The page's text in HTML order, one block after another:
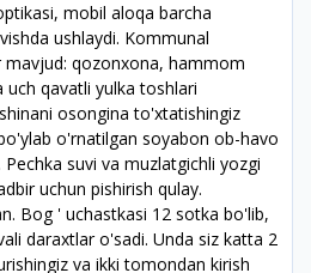
mobil aloqa barcha
ushlaydi. Kommunal
mavjud: qozonxona, hammom
qavatli yulka toshlari
osongina to'xtatishingiz
o'rnatilgan soyabon ob-havo
suvi va muzlatgichli yozgi
uchun pishirish qulay.
Bog ' uchastkasi 12 sotka bo'lib,
daraxtlar o'sadi. Unda siz katta 2
va ikki tomondan kirish